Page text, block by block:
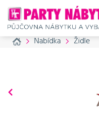
Home Nabídka Židle